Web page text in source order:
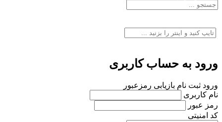
ورود به حساب کاربری
ورود ثبت نام بازیابی رمزعبور
نام کاربری
رمز عبور
کد امنیتی